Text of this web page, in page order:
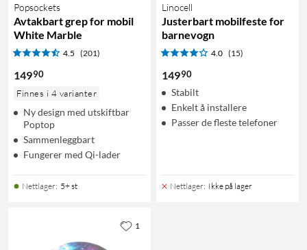
Popsockets
Avtakbart grep for mobil
White Marble
4.5 (201)
14990
Finnes i 4 varianter
Ny design med utskiftbar
Poptop
Sammenleggbart
Fungerer med Qi-lader
Nettlager: 5+ st
Linocell
Justerbart mobilfeste for
barnevogn
4.0 (15)
14990
Stabilt
Enkelt å installere
Passer de fleste telefoner
Nettlager: Ikke på lager
1